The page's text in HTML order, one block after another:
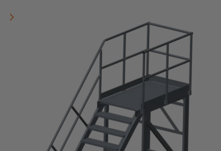
Algemene voorwaarden
Webshop voorwaarden